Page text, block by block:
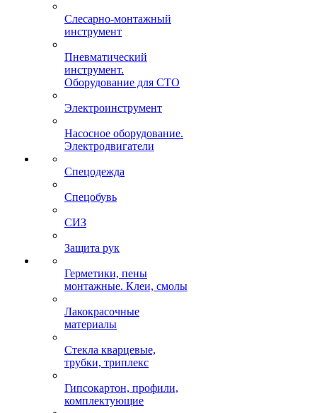
Слесарно-монтажный
инструмент
Пневматический
инструмент.
Оборудование для СТО
Электроинструмент
Насосное оборудование.
Электродвигатели
Спецодежда
Спецобувь
СИЗ
Защита рук
Герметики, пены
монтажные. Клеи, смолы
Лакокрасочные
материалы
Стекла кварцевые,
трубки, триплекс
Гипсокартон, профили,
комплектующие